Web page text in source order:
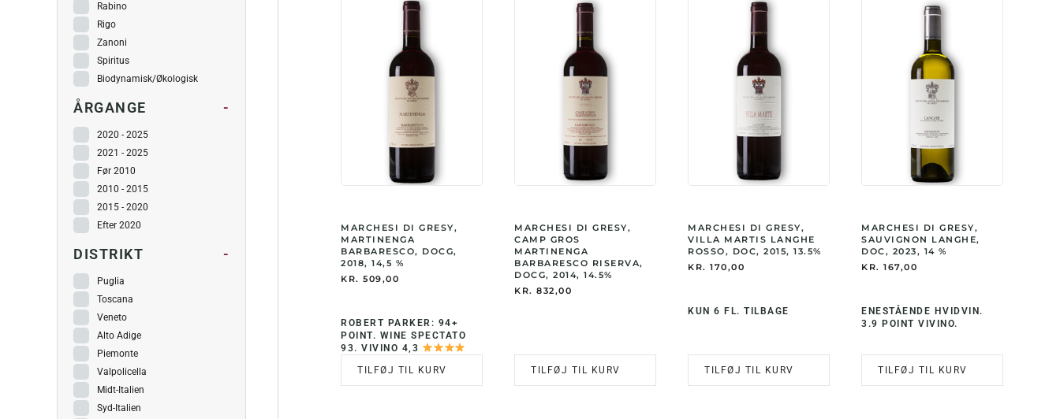
MARCHESI DI GRESY,
MARTINENGA
BARBARESCO, DOCG,
2018, 14,5 %
KR. 509,00
ROBERT PARKER: 94+
POINT. WINE SPECTATO
93. VIVINO 4,3
TILFØJ TIL KURV
MARCHESI DI GRESY,
CAMP GROS
MARTINENGA
BARBARESCO RISERVA,
DOCG, 2014, 14.5%
KR. 832,00
TILFØJ TIL KURV
MARCHESI DI GRESY,
VILLA MARTIS LANGHE
ROSSO, DOC, 2015, 13.5%
KR. 170,00
KUN 6 FL. TILBAGE
TILFØJ TIL KURV
MARCHESI DI GRESY,
SAUVIGNON LANGHE,
DOC, 2023, 14 %
KR. 167,00
ENESTÅENDE HVIDVIN.
3.9 POINT VIVINO.
TILFØJ TIL KURV
Rabino
Rigo
Zanoni
Spiritus
Biodynamisk/Økologisk
ÅRGANGE -
2020 - 2025
2021 - 2025
Før 2010
2010 - 2015
2015 - 2020
Efter 2020
DISTRIKT -
Puglia
Toscana
Veneto
Alto Adige
Piemonte
Valpolicella
Midt-Italien
Syd-Italien